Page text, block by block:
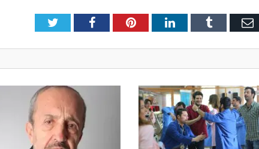
TwitterFacebookPinterestLinkedInTumblr E-